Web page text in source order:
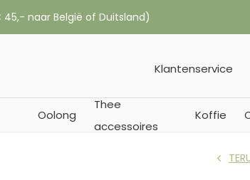
Oolong
Thee
accessoires
Koffie
Klantenservice
naar België of Duitsland)